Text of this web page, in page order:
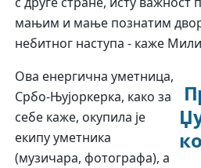
мањим и мање познатим
небитног наступа - каже
Ова енергична уметница,
Србо-Њујоркерка, како за
себе каже, окупила је
екипу уметника
(музичара, фотографа), а